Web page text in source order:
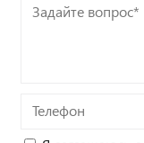
Задайте
Телефон